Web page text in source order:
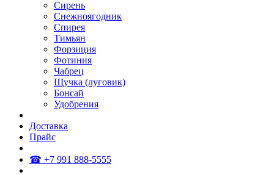
Сирень
Снежноягодник
Спирея
Тимьян
Форзиция
Фотиния
Чабрец
Щучка (луговик)
Бонсай
Удобрения
Доставка
Прайс
☎ +7 991 888-5555